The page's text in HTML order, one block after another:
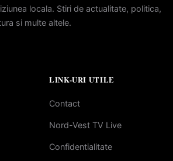
locala. Stiri de actualitate, politica,
si multe altele.
LINK-URI UTILE
Contact
Nord-Vest TV Live
Confidentialitate